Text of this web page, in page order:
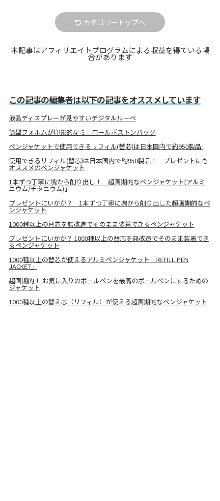
カテゴリートップへ
本記事はアフィリエイトプログラムによる収益を得ている場
合があります
この記事の編集者は以下の記事をオススメしています
液晶ディスプレーが見やすいデジタルルーペ
筒型フォルムが印象的なミニロールボストンバッグ
ペンジャケットで使⽤できるリフィル(替芯)は⽇本国内で約950製品!
使⽤できるリフィル(替芯)は⽇本国内で約950製品！ プレゼントにも
オススメのペンジャケット
1本ずつ丁寧に塊から削り出し！ 超画期的なペンジャケット(アルミ
ニウム/チタニウム)」
プレゼントにいかが？ 1本ずつ丁寧に塊から削り出した超画期的なペ
ンジャケット
1000種以上の替芯を無改造でそのまま装着できるペンジャケット
プレゼントにいかが？ 1000種以上の替芯を無改造でそのまま装着でき
るペンジャケット
1000種以上の替芯が使えるアルミペンジャケット「REFILL PEN
JACKET」
超画期的！ お気に⼊りのボールペンを最⾼のボールペンにするための
ジャケット
1000種以上の替え芯（リフィル）が使える超画期的なペンジャケット